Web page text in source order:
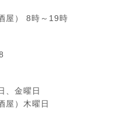
屋） 8時～19時
、金曜日
屋）木曜日